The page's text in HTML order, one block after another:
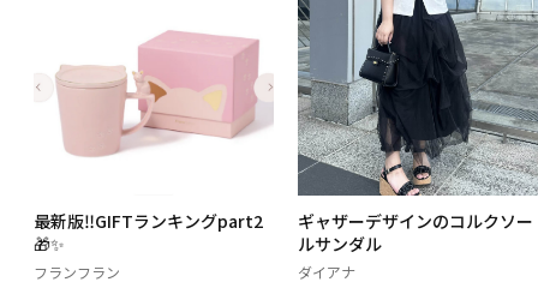
最新版‼️GIFTランキングpart2
🎁✨
フランフラン
ギャザーデザインのコルクソー
ルサンダル
ダイアナ